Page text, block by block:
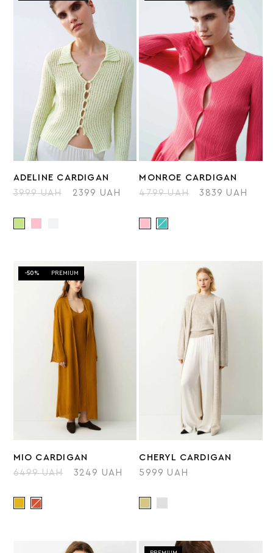
ADELINE СARDIGAN
3999 UAH
2399 UAH
MONROE CARDIGAN
4799 UAH
3839 UAH
-50% PREMIUM
MIO СARDIGAN
6499 UAH
3249 UAH
CHERYL CARDIGAN
5999 UAH